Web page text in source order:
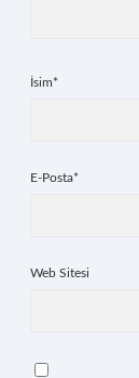
İsim*
E-Posta*
Web Sitesi